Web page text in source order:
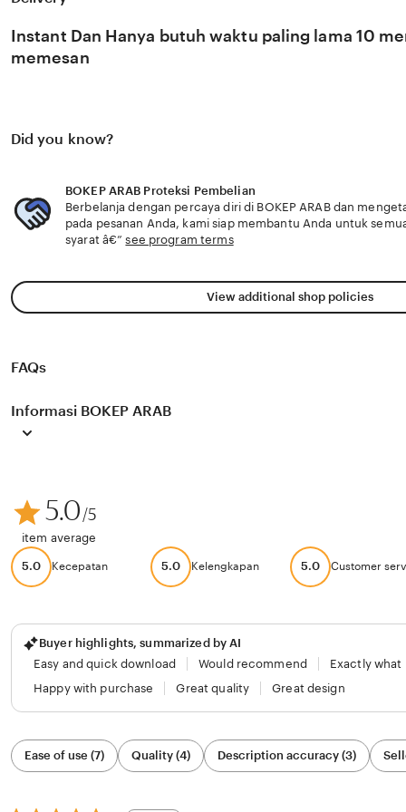
BOKEP ARAB tampilkan motif berulang penting fakta
maksimal
Instant Dan Hanya butuh waktu paling lama 10
memesan
Did you know?
BOKEP ARAB Proteksi Pembelian
Berbelanja dengan percaya diri di BOKEP ARAB dan
pada pesanan Anda, kami siap membantu Anda untuk
syarat â€”see program terms
View additional shop policies
FAQs
Informasi BOKEP ARAB
5.0/5
item average
5.0 Kecepatan 5.0 Kelengkapan 5.0 Customer
Buyer highlights, summarized by AI
Easy and quick download
Would recommend
Exactly what
Happy with purchase
Great quality Great design
Filter
by
category
Ease of use (7) Quality (4) Description accuracy (3)